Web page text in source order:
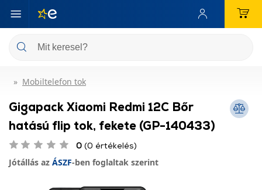
Mobiltelefon tok
Gigapack Xiaomi Redmi 12C Bőr
hatású flip tok, fekete (GP-140433)
0 (0 értékelés)
Jótállás az ÁSZF-ben foglaltak szerint